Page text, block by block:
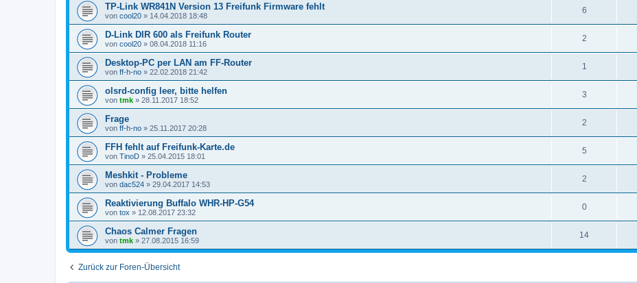
TP-Link WR841N Version 13 Freifunk Firmware fehlt
von cool20 » 14.04.2018 18:48
6
D-Link DIR 600 als Freifunk Router
von cool20 » 08.04.2018 11:16
2
Desktop-PC per LAN am FF-Router
von ff-h-no » 22.02.2018 21:42
1
olsrd-config leer, bitte helfen
von tmk » 28.11.2017 18:52
3
Frage
von ff-h-no » 25.11.2017 20:28
2
FFH fehlt auf Freifunk-Karte.de
von TinoD » 25.04.2015 18:01
5
Meshkit - Probleme
von dac524 » 29.04.2017 14:53
2
Reaktivierung Buffalo WHR-HP-G54
von tox » 12.08.2017 23:32
0
Chaos Calmer Fragen
von tmk » 27.08.2015 16:59
14
Zurück zur Foren-Übersicht